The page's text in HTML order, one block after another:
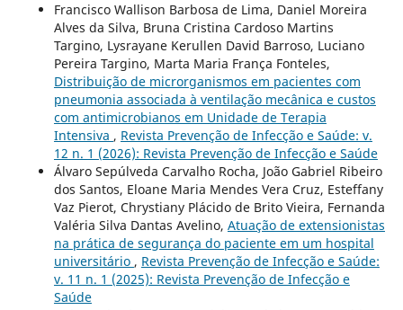
Francisco Wallison Barbosa de Lima, Daniel Moreira
Alves da Silva, Bruna Cristina Cardoso Martins
Targino, Lysrayane Kerullen David Barroso, Luciano
Pereira Targino, Marta Maria França Fonteles,
Distribuição de microrganismos em pacientes com
pneumonia associada à ventilação mecânica e custos
com antimicrobianos em Unidade de Terapia
Intensiva , Revista Prevenção de Infecção e Saúde: v.
12 n. 1 (2026): Revista Prevenção de Infecção e Saúde
Álvaro Sepúlveda Carvalho Rocha, João Gabriel Ribeiro
dos Santos, Eloane Maria Mendes Vera Cruz, Esteffany
Vaz Pierot, Chrystiany Plácido de Brito Vieira, Fernanda
Valéria Silva Dantas Avelino, Atuação de extensionistas
na prática de segurança do paciente em um hospital
universitário , Revista Prevenção de Infecção e Saúde:
v. 11 n. 1 (2025): Revista Prevenção de Infecção e
Saúde